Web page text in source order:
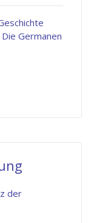
Germanen
der